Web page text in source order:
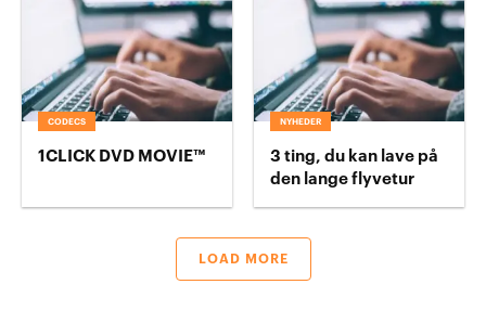
CODECS
1CLICK DVD MOVIE™
NYHEDER
3 ting, du kan lave på
den lange flyvetur
LOAD MORE